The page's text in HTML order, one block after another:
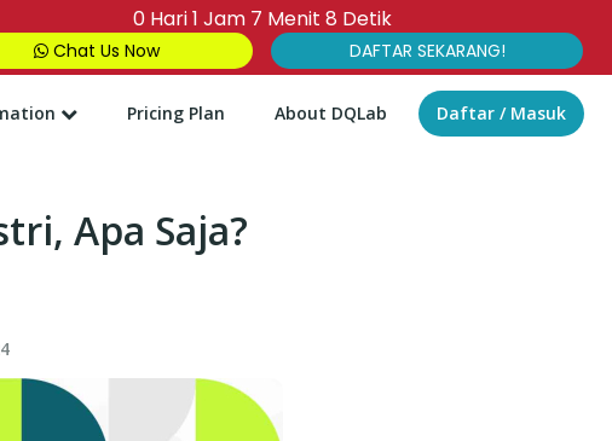
0Hari1 Jam 7 Menit 7 Detik
Chat Us Now DAFTAR SEKARANG!
Pricing Plan About DQLab Daftar / Masuk
Apa Saja?